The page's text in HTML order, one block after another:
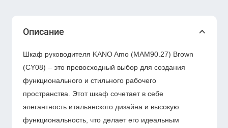
Описание
Шкаф руководителя KANO Amo (MAM90.27) Brown
(CY08) – это превосходный выбор для создания
функционального и стильного рабочего
пространства. Этот шкаф сочетает в себе
элегантность итальянского дизайна и высокую
функциональность, что делает его идеальным